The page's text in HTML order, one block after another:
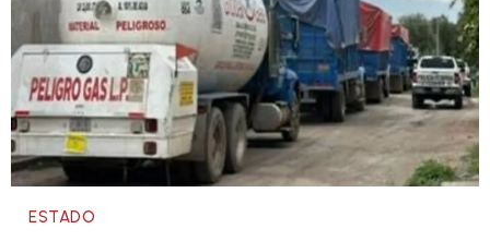
ESTADO